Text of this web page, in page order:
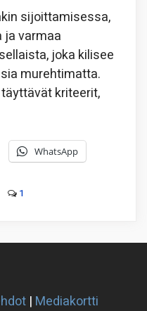
sijoittamisessa,
ja varmaa
joka kilisee
murehtimatta.
kriteerit,
WhatsApp
1
| Mediakortti